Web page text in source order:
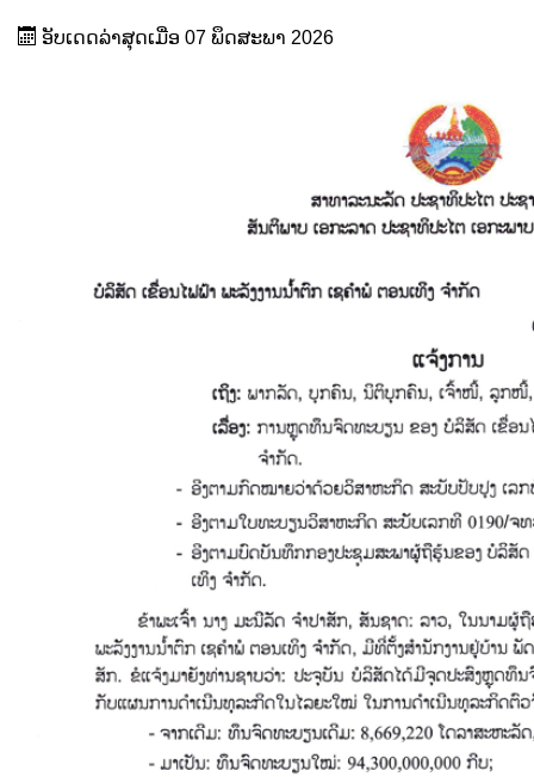
ອັບເດດລ່າສຸດເມື່ອ 07 ພຶດສະພາ 2026